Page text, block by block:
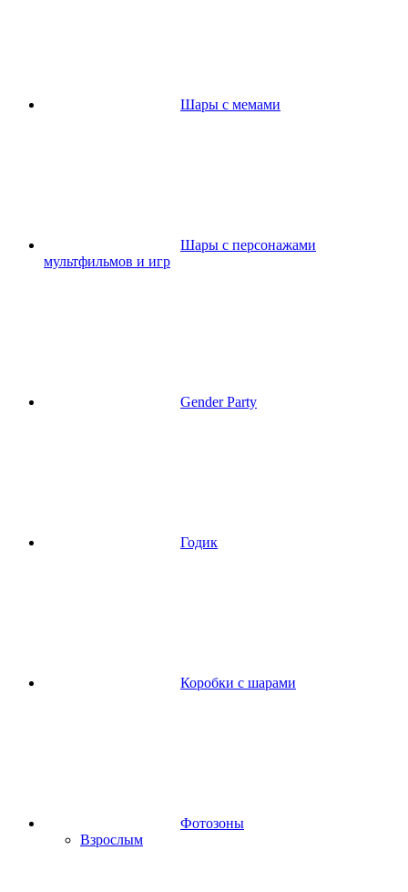
Шары с мемами
Шары с персонажами
мультфильмов и игр
Gender Party
Годик
Коробки с шарами
Фотозоны
Взрослым